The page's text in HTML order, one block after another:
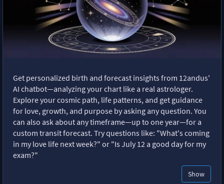
Get personalized birth and forecast insights from 12andus'
AI chatbot—analyzing your chart like a real astrologer.
Explore your cosmic path, life patterns, and get guidance
for love, growth, and purpose by asking any question. You
can also ask about any timeframe—up to one year—for a
custom transit forecast. Try questions like: "What's coming
in my love life next week?" or "Is July 12 a good day for my
exam?"
Show